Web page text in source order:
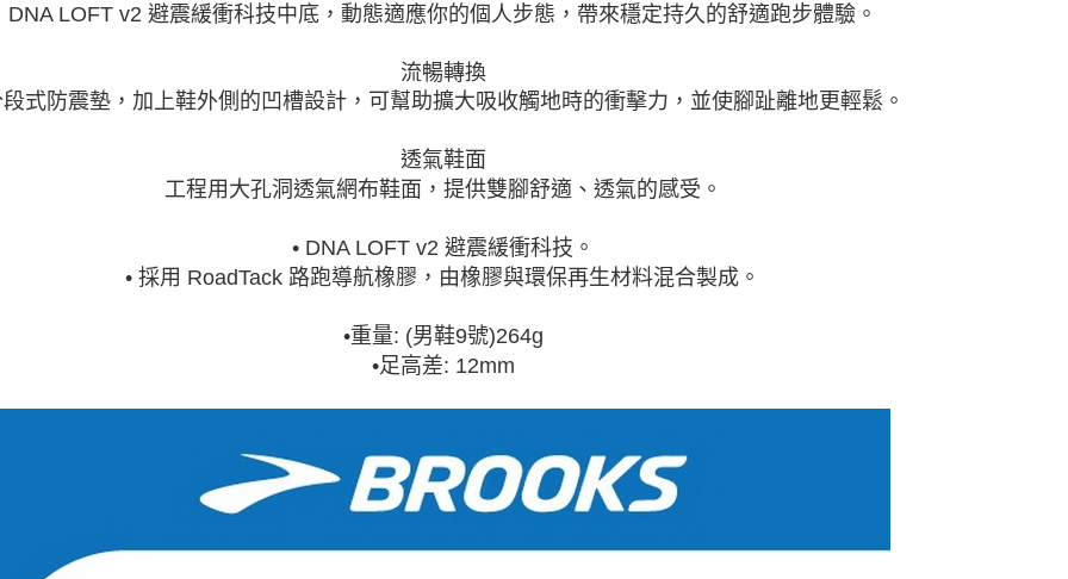
DNA LOFT v2 避震緩衝科技中底，動態適應你的個人步態，帶來穩定持久的舒適跑步體驗。
流暢轉換
式防震墊，加上鞋外側的凹槽設計，可幫助擴大吸收觸地時的衝擊力，並使腳趾離地更輕鬆。
透氣鞋面
工程用大孔洞透氣網布鞋面，提供雙腳舒適、透氣的感受。
• DNA LOFT v2 避震緩衝科技。
• 採用 RoadTack 路跑導航橡膠，由橡膠與環保再生材料混合製成。
•重量: (男鞋9號)264g
•足高差: 12mm